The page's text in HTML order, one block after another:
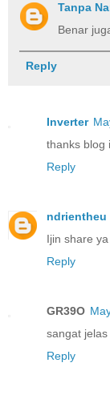
Tanpa
Benar
Reply
Inverter
thanks blog
Reply
ndrientheu
Ijin share
Reply
GR39O
sangat
Reply